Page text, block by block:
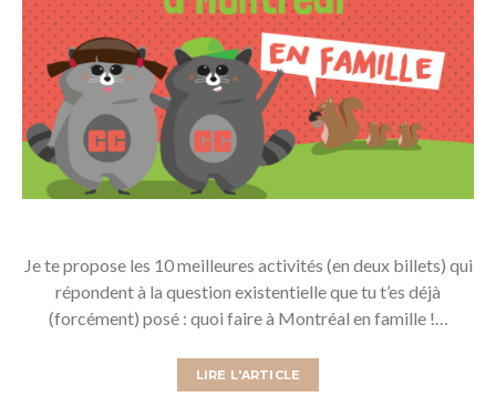
Je te propose les 10 meilleures activités (en deux billets) qui
répondent à la question existentielle que tu t’es déjà
(forcément) posé : quoi faire à Montréal en famille !…
LIRE L'ARTICLE